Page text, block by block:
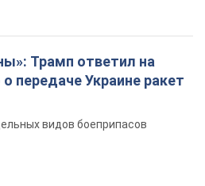
Трамп ответил на
передаче Украине ракет
видов боеприпасов